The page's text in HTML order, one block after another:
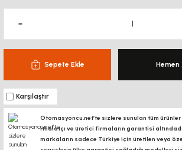
Sepete Ekle Hemen
Karşılaştır
Otomasyoncu.net’te sizlere sunulan tüm ürünler
ithalatçı ve üretici firmaların garantisi
markaların sadece Türkiye için üretilen veya